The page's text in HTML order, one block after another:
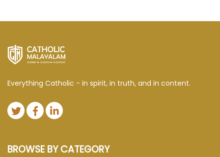
Everything Catholic - in spirit, in truth, and in content.
BROWSE BY CATEGORY